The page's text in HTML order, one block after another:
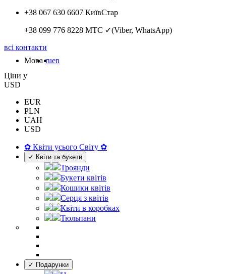
+38 067 630 6607 КиївСтар
+38 099 776 8228 МТС ✓(Viber, WhatsApp)
всі контакти
Мова ruen
Цiни у
USD
EUR
PLN
UAH
USD
✿ Квіти усього Світу ✿
✓ Квіти та букети
Троянди
Букети квітів
Кошики квітів
Серця з квітів
Квіти в коробках
Тюльпани
✓ Подарунки